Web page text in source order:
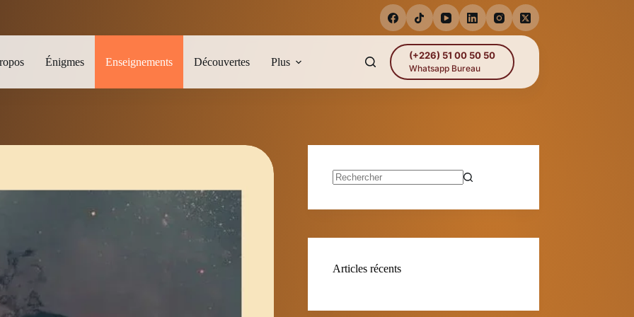
Énigmes Enseignements Découvertes Plus
(+226) 51 00 50 50
Whatsapp Bureau
Articles récents